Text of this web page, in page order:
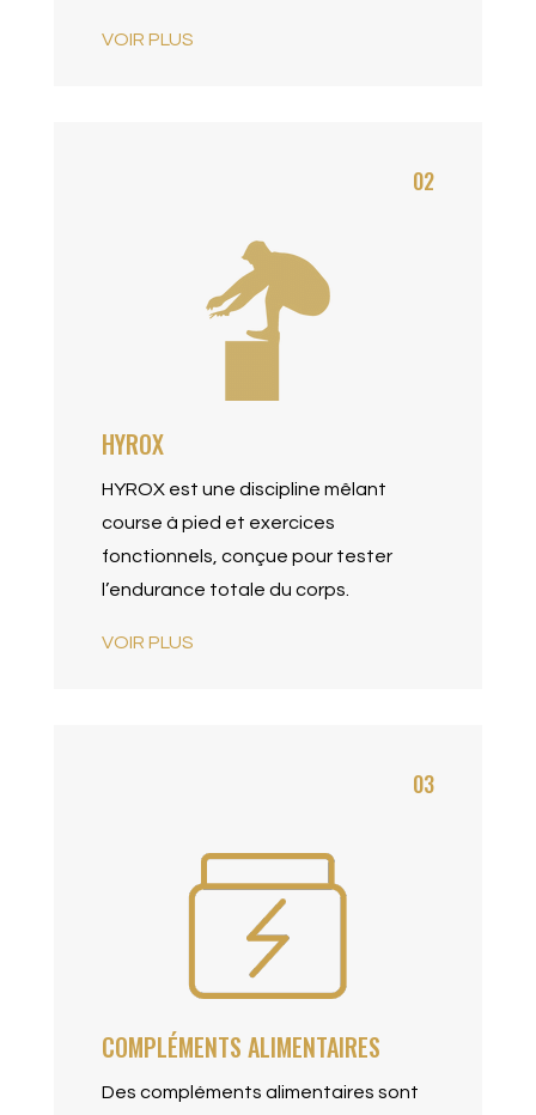
VOIR PLUS
02
HYROX
HYROX est une discipline mêlant
course à pied et exercices
fonctionnels, conçue pour tester
l’endurance totale du corps.
VOIR PLUS
03
COMPLÉMENTS ALIMENTAIRES
Des compléments alimentaires sont